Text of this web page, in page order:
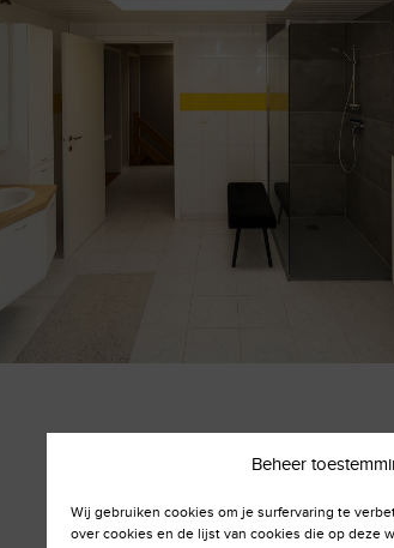
Beheer
Wij gebruiken cookies om je surfervaring te
over cookies en de lijst van cookies die op deze